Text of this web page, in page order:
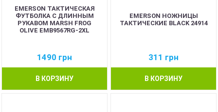
EMERSON ТАКТИЧЕСКАЯ
ФУТБОЛКА С ДЛИННЫМ
РУКАВОМ MARSH FROG
OLIVE EMB9567RG-2XL
1490 грн
В КОРЗИНУ
EMERSON НОЖНИЦЫ
ТАКТИЧЕСКИЕ BLACK 24914
311 грн
В КОРЗИНУ